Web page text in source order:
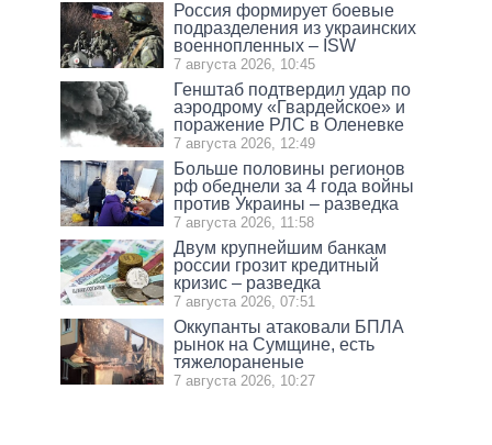
Россия формирует боевые
подразделения из украинских
военнопленных – ISW
7 августа 2026, 10:45
Генштаб подтвердил удар по
аэродрому «Гвардейское» и
поражение РЛС в Оленевке
7 августа 2026, 12:49
Больше половины регионов
рф обеднели за 4 года войны
против Украины – разведка
7 августа 2026, 11:58
Двум крупнейшим банкам
россии грозит кредитный
кризис – разведка
7 августа 2026, 07:51
Оккупанты атаковали БПЛА
рынок на Сумщине, есть
тяжелораненые
7 августа 2026, 10:27